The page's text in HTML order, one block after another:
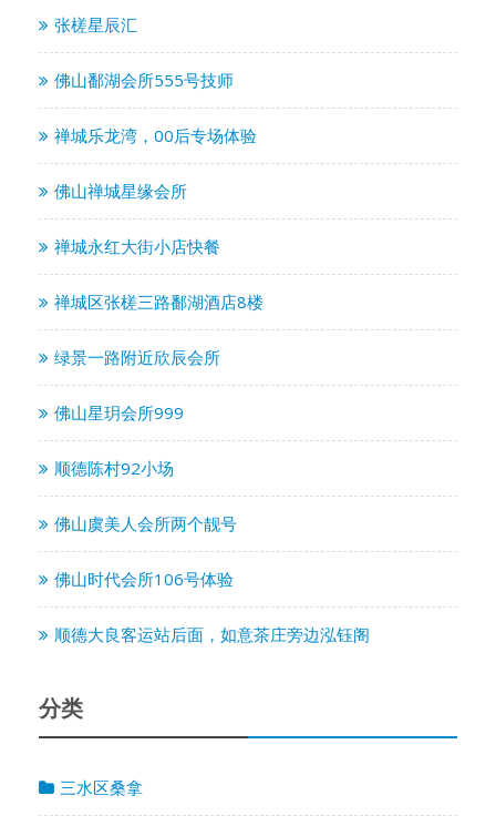
张槎星辰汇
佛山鄱湖会所555号技师
禅城乐龙湾，00后专场体验
佛山禅城星缘会所
禅城永红大街小店快餐
禅城区张槎三路鄱湖酒店8楼
绿景一路附近欣辰会所
佛山星玥会所999
顺德陈村92小场
佛山虞美人会所两个靓号
佛山时代会所106号体验
顺德大良客运站后面，如意茶庄旁边泓钰阁
分类
三水区桑拿